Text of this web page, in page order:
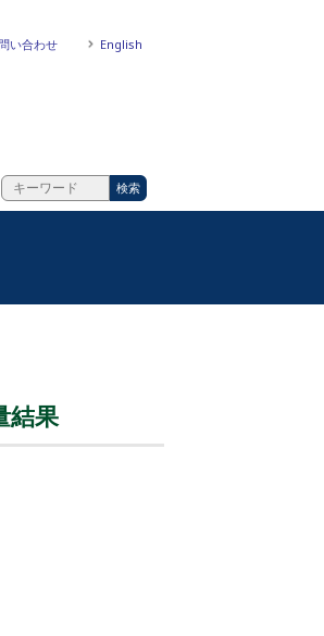
い合わせ English
結果